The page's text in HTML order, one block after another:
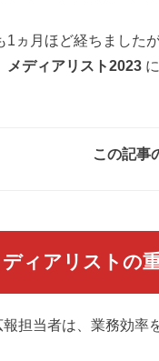
1ヵ月ほど経ちました
メディアリスト2023
この記事
ィアリストの
担当者は、業務効率